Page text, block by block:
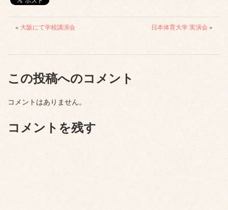
« 大阪にて学校講演会 日本体育大学 実演会 »
この投稿へのコメント
コメントはありません。
コメントを残す